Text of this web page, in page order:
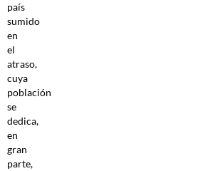
país
sumido
en
el
atraso,
cuya
población
se
dedica,
en
gran
parte,